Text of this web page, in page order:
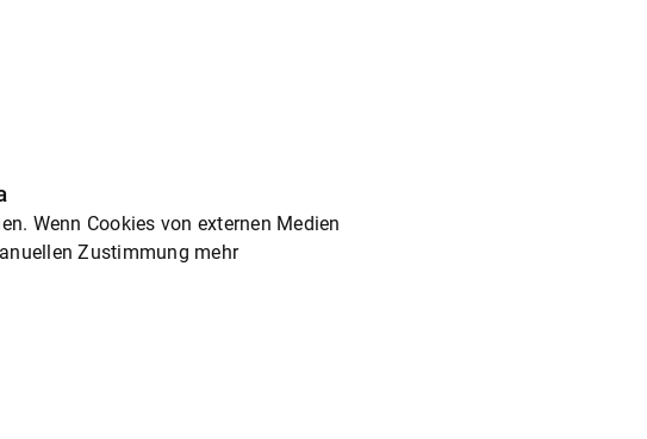
Wenn Cookies von externen Medien
Zustimmung mehr